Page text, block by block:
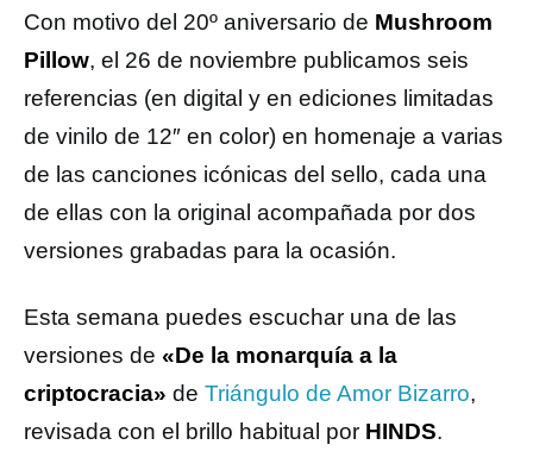
Con motivo del 20º aniversario de Mushroom
Pillow, el 26 de noviembre publicamos seis
referencias (en digital y en ediciones limitadas
de vinilo de 12″ en color) en homenaje a varias
de las canciones icónicas del sello, cada una
de ellas con la original acompañada por dos
versiones grabadas para la ocasión.
Esta semana puedes escuchar una de las
versiones de «De la monarquía a la
criptocracia» de Triángulo de Amor Bizarro,
revisada con el brillo habitual por HINDS.